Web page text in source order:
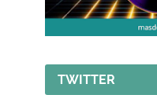
TWITTER